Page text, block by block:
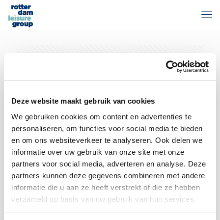
Deze website maakt gebruik van cookies
We gebruiken cookies om content en advertenties te
personaliseren, om functies voor social media te bieden
en om ons websiteverkeer te analyseren. Ook delen we
informatie over uw gebruik van onze site met onze
partners voor social media, adverteren en analyse. Deze
partners kunnen deze gegevens combineren met andere
informatie die u aan ze heeft verstrekt of die ze hebben
verzameld op basis van uw gebruik van hun services.
Show all